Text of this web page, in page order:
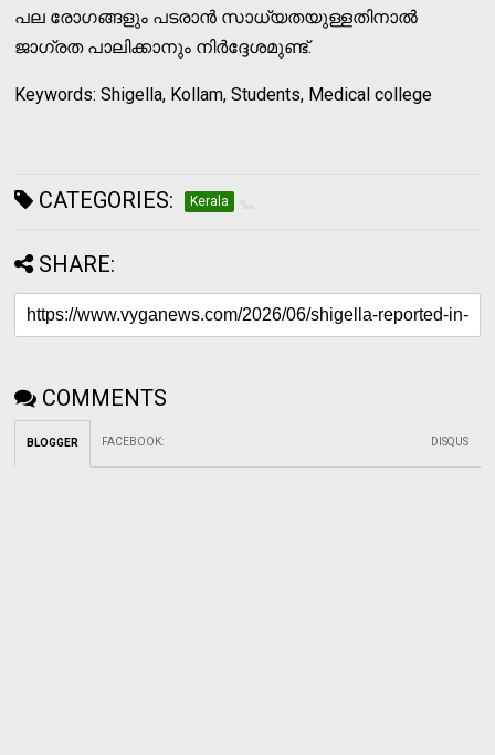
പല രോഗങ്ങളും പടരാന്‍ സാധ്യതയുള്ളതിനാല്‍
ജാഗ്രത പാലിക്കാനും നിര്‍ദ്ദേശമുണ്ട്.
Keywords: Shigella, Kollam, Students, Medical college
CATEGORIES: Kerala
SHARE:
COMMENTS
BLOGGER FACEBOOK: DISQUS